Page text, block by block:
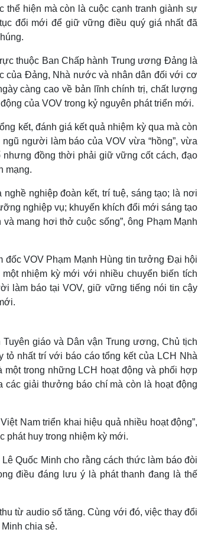
hiện mà còn là cuộc cạnh tranh giành sự
đổi mới để giữ vững điều quý giá nhất đã
thuộc Ban Chấp hành Trung ương Đảng là
của Đảng, Nhà nước và nhân dân đối với cơ
càng cao về bản lĩnh chính trị, chất lượng
của VOV trong kỷ nguyên phát triển mới.
kết, đánh giá kết quả nhiệm kỳ qua mà còn
người làm báo của VOV vừa “hồng”, vừa
nhưng đồng thời phải giữ vững cốt cách, đạo
mạng.
nghiệp đoàn kết, trí tuệ, sáng tạo; là nơi
nghiệp vụ; khuyến khích đổi mới sáng tạo
mang hơi thở cuộc sống”, ông Phạm Mạnh
đốc VOV Phạm Mạnh Hùng tin tưởng Đại hội
nhiệm kỳ mới với nhiều chuyển biến tích
làm báo tại VOV, giữ vững tiếng nói tin cậy
giáo và Dân vận Trung ương, Chủ tịch
tỏ nhất trí với báo cáo tổng kết của LCH Nhà
trong những LCH hoạt động và phối hợp
giải thưởng báo chí mà còn là hoạt động
Nam triển khai hiệu quả nhiều hoạt động”,
phát huy trong nhiệm kỳ mới.
Quốc Minh cho rằng cách thức làm báo đòi
điều đáng lưu ý là phát thanh đang là thế
từ audio số tăng. Cùng với đó, việc thay đổi
chia sẻ.